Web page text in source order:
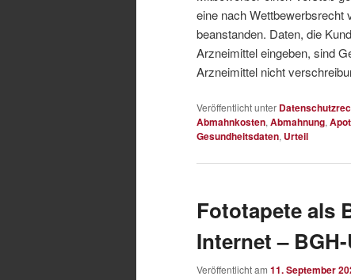
eine nach Wettbewerbsrecht
beanstanden. Daten, die
Arzneimittel eingeben, sind
Arzneimittel nicht
Veröffentlicht unter
Abmahnkosten, Abmahnung,
Gesundheitsdaten, Urteil
Fototapete als
Internet –
Veröffentlicht am 11. September